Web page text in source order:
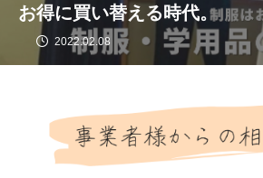
お得に買い替える時代。
2022.02.08